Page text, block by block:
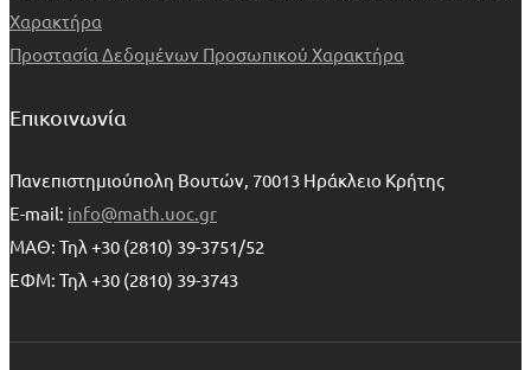
Χαρακτήρα
Προστασία Δεδομένων Προσωπικού Χαρακτήρα
Επικοινωνία
Πανεπιστημιούπολη Βουτών, 70013 Ηράκλειο Κρήτης
E-mail: info@math.uoc.gr
ΜΑΘ: Τηλ +30 (2810) 39-3751/52
ΕΦΜ: Τηλ +30 (2810) 39-3743